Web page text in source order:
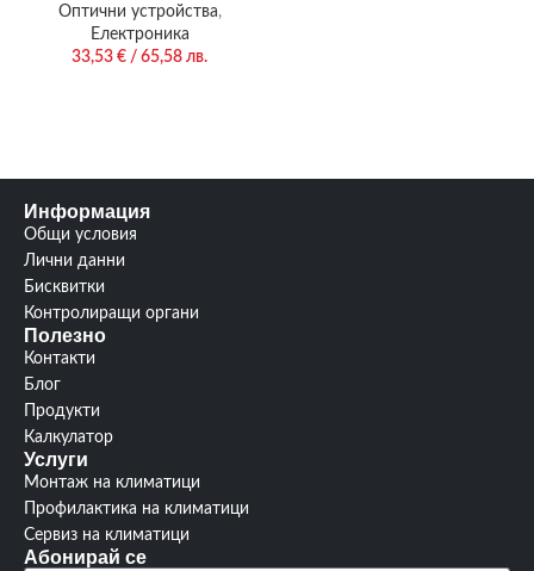
ДИСКОВЕ С ЛЕКОТА
Оптични устройства,
Електроника
33,53 € / 65,58 лв.
Информация
Общи условия
Лични данни
Бисквитки
Контролиращи органи
Полезно
Контакти
Блог
Продукти
Калкулатор
Услуги
Монтаж на климатици
Профилактика на климатици
Сервиз на климатици
Абонирай се